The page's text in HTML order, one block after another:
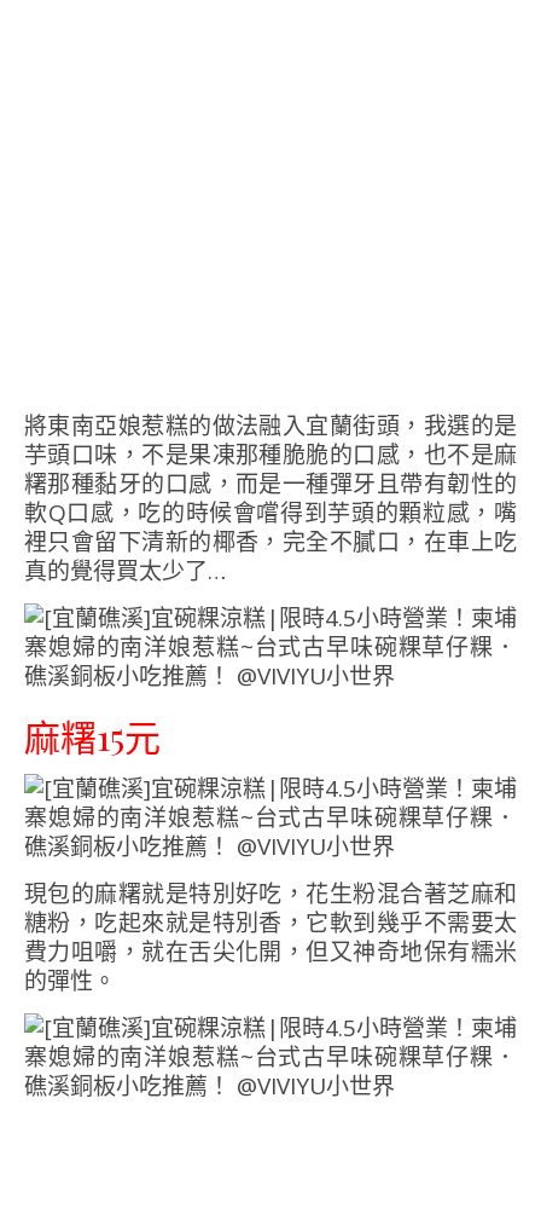
將東南亞娘惹糕的做法融入宜蘭街頭，我選的是
芋頭口味，不是果凍那種脆脆的口感，也不是麻
糬那種黏牙的口感，而是一種彈牙且帶有韌性的
軟Q口感，吃的時候會嚐得到芋頭的顆粒感，嘴
裡只會留下清新的椰香，完全不膩口，在車上吃
真的覺得買太少了…
麻糬15元
現包的麻糬就是特別好吃，花生粉混合著芝麻和
糖粉，吃起來就是特別香，它軟到幾乎不需要太
費力咀嚼，就在舌尖化開，但又神奇地保有糯米
的彈性。